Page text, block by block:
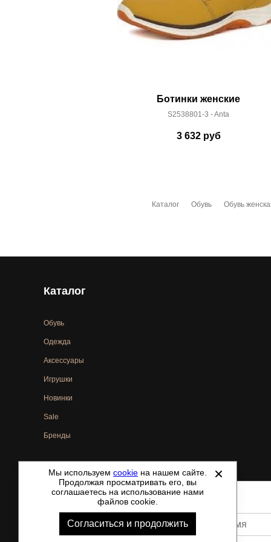
Ботинки женские
S2538801-3 - Anta
3 632руб
Каталог Обувь Обувь
Каталог
Обувь
Одежда
Аксессуары
Игрушки
Новинки
Sale
Бренды
©2021-2026 - ShoesTown.ru - все права защищены.
Мы используем cookie на нашем сайте.
Продолжая просматривать его, вы
соглашаетесь на использование нами
файлов cookie.
Согласиться и продолжить Ваше имя